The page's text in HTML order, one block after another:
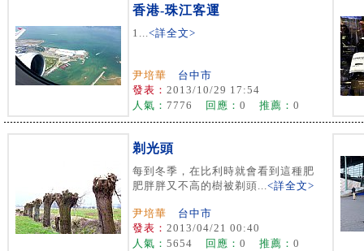
香港-珠江客運
1...<詳全文>
尹培華
台中市
發表：2013/10/29 17:54
人氣： 7776 回應：0 推薦：0
剃光頭
每到冬季，在比利時就會看到這種肥
肥胖胖又不高的樹被剃頭...<詳全文>
尹培華
台中市
發表：2013/04/21 00:40
人氣：5654 回應：0 推薦：0